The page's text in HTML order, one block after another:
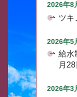
2026年8
ツキ
2026年5
給水
月28
2026年3